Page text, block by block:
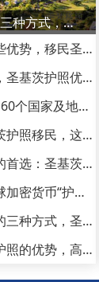
获得圣基茨护照的三种方式，圣基茨护照使用攻略来了
▪ 圣基茨护照有哪些优势，移民圣基茨公民身份的投资要求
▪ 圣基茨护照如何，圣基茨护照优势介绍
▪ 圣基茨护照免签160个国家及地区，圣基茨护照被称为黄金护照
▪ 移民不移居圣基茨护照移民，这六类移民人士的首选
▪ 加勒比护照移民的首选：圣基茨和尼维斯投资护照入籍项目
▪ 圣基茨护照成全球加密货币“护身符”？到底起到哪些作用？
▪ 获得圣基茨护照的三种方式，圣基茨护照使用攻略来了
▪ 圣基茨和威尼斯护照的优势，高净值人士移民的不二选择